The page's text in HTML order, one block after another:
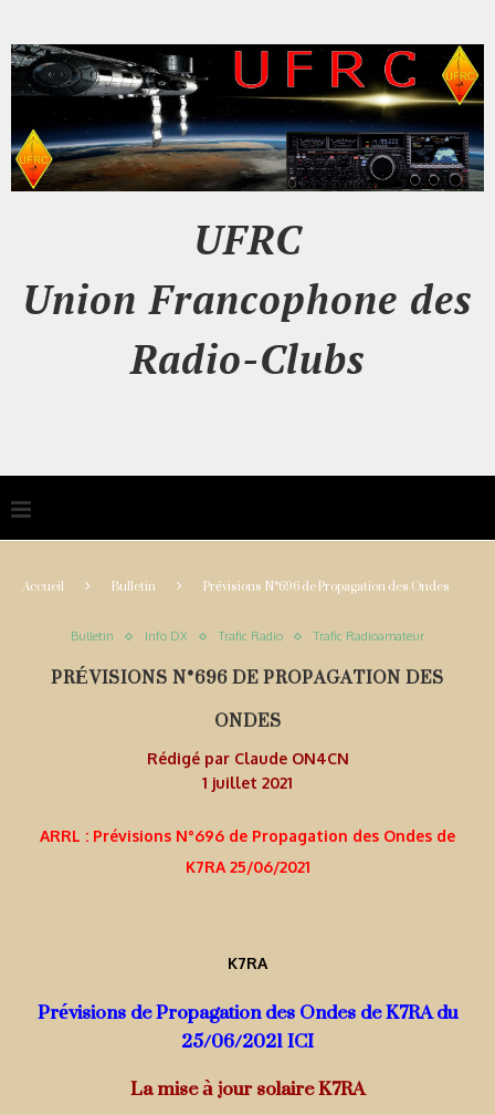
UFRC
Union Francophone des
Radio-Clubs
Accueil Bulletin Prévisions N°696 de Propagation des Ondes
Bulletin Info DX Trafic Radio Trafic Radioamateur
PRÉVISIONS N°696 DE PROPAGATION DES
ONDES
Rédigé par Claude ON4CN
1 juillet 2021
ARRL : Prévisions N°696 de Propagation des Ondes de
K7RA 25/06/2021
K7RA
Prévisions de Propagation des Ondesde K7RA du
25/06/2021 ICI
La mise à jour solaire K7RA